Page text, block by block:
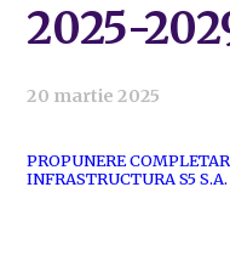
2025-
20 martie 2025
PROPUNERE
INFRASTRUCTURA S5